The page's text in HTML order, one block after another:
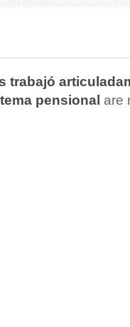
trabajó
pensional are